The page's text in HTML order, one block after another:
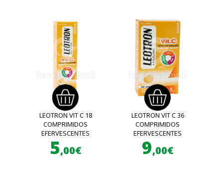
LEOTRON VIT C 18
COMPRIMIDOS
EFERVESCENTES
5,00€
LEOTRON VIT C 36
COMPRIMIDOS
EFERVESCENTES
9,00€